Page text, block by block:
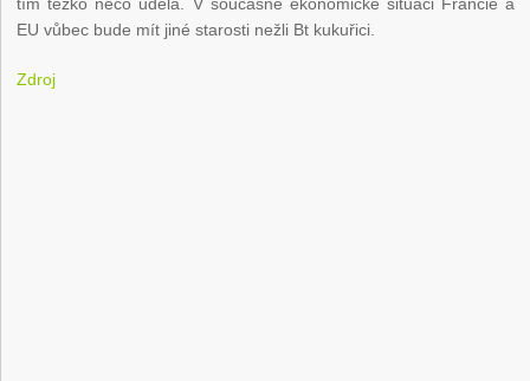
tím těžko něco udělá. V současné ekonomické situaci Francie a
EU vůbec bude mít jiné starosti nežli Bt kukuřici.
Zdroj